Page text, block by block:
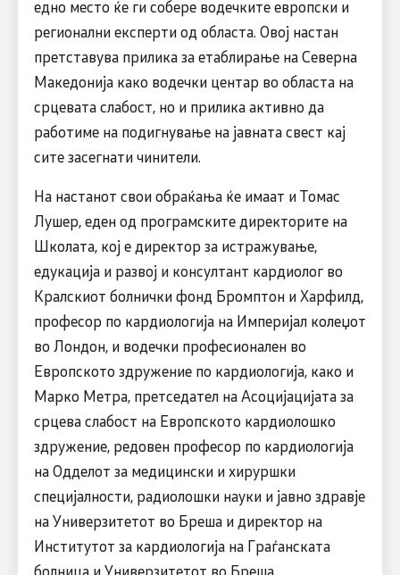
едно место ќе ги собере водечките европски и
регионални експерти од областа. Овој настан
претставува прилика за етаблирање на Северна
Македонија како водечки центар во областа на
срцевата слабост, но и прилика активно да
работиме на подигнување на јавната свест кај
сите засегнати чинители.
На настанот свои обраќања ќе имаат и Томас
Лушер, еден од програмските директорите на
Школата, кој е директор за истражување,
едукација и развој и консултант кардиолог во
Кралскиот болнички фонд Бромптон и Харфилд,
професор по кардиологија на Империјал колеџот
во Лондон, и водечки професионален во
Европското здружение по кардиологија, како и
Марко Метра, претседател на Асоцијацијата за
срцева слабост на Европското кардиолошко
здружение, редовен професор по кардиологија
на Одделот за медицински и хируршки
специјалности, радиолошки науки и јавно здравје
на Универзитетот во Бреша и директор на
Институтот за кардиологија на Граѓанската
болница и Универзитетот во Бреша.